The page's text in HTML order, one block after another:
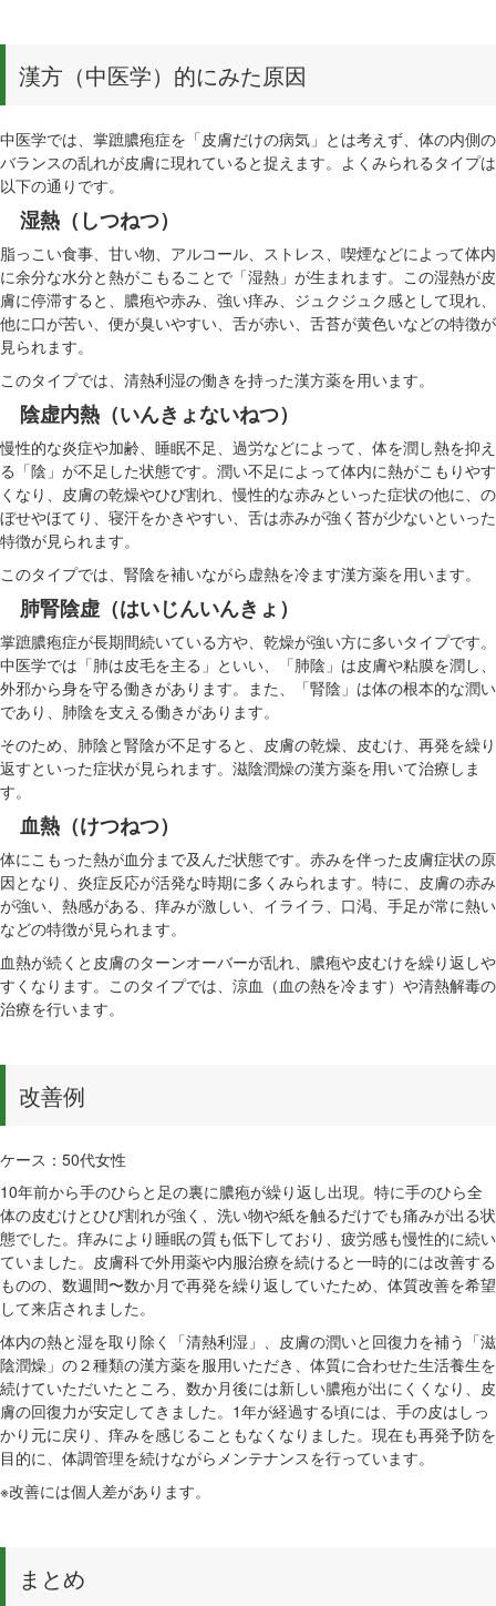
漢方（中医学）的にみた原因
中医学では、掌蹠膿疱症を「皮膚だけの病気」とは考えず、体の内側の
バランスの乱れが皮膚に現れていると捉えます。よくみられるタイプは
以下の通りです。
湿熱（しつねつ）
脂っこい食事、甘い物、アルコール、ストレス、喫煙などによって体内
に余分な水分と熱がこもることで「湿熱」が生まれます。この湿熱が皮
膚に停滞すると、膿疱や赤み、強い痒み、ジュクジュク感として現れ、
他に口が苦い、便が臭いやすい、舌が赤い、舌苔が黄色いなどの特徴が
見られます。
このタイプでは、清熱利湿の働きを持った漢方薬を用います。
陰虚内熱（いんきょないねつ）
慢性的な炎症や加齢、睡眠不足、過労などによって、体を潤し熱を抑え
る「陰」が不足した状態です。潤い不足によって体内に熱がこもりやす
くなり、皮膚の乾燥やひび割れ、慢性的な赤みといった症状の他に、の
ぼせやほてり、寝汗をかきやすい、舌は赤みが強く苔が少ないといった
特徴が見られます。
このタイプでは、腎陰を補いながら虚熱を冷ます漢方薬を用います。
肺腎陰虚（はいじんいんきょ）
掌蹠膿疱症が長期間続いている方や、乾燥が強い方に多いタイプです。
中医学では「肺は皮毛を主る」といい、「肺陰」は皮膚や粘膜を潤し、
外邪から身を守る働きがあります。また、「腎陰」は体の根本的な潤い
であり、肺陰を支える働きがあります。
そのため、肺陰と腎陰が不足すると、皮膚の乾燥、皮むけ、再発を繰り
返すといった症状が見られます。滋陰潤燥の漢方薬を用いて治療しま
す。
血熱（けつねつ）
体にこもった熱が血分まで及んだ状態です。赤みを伴った皮膚症状の原
因となり、炎症反応が活発な時期に多くみられます。特に、皮膚の赤み
が強い、熱感がある、痒みが激しい、イライラ、口渇、手足が常に熱い
などの特徴が見られます。
血熱が続くと皮膚のターンオーバーが乱れ、膿疱や皮むけを繰り返しや
すくなります。このタイプでは、涼血（血の熱を冷ます）や清熱解毒の
治療を行います。
改善例
ケース：50代女性
10年前から手のひらと足の裏に膿疱が繰り返し出現。特に手のひら全
体の皮むけとひび割れが強く、洗い物や紙を触るだけでも痛みが出る状
態でした。痒みにより睡眠の質も低下しており、疲労感も慢性的に続い
ていました。皮膚科で外用薬や内服治療を続けると一時的には改善する
ものの、数週間〜数か月で再発を繰り返していたため、体質改善を希望
して来店されました。
体内の熱と湿を取り除く「清熱利湿」、皮膚の潤いと回復力を補う「滋
陰潤燥」の２種類の漢方薬を服用いただき、体質に合わせた生活養生を
続けていただいたところ、数か月後には新しい膿疱が出にくくなり、皮
膚の回復力が安定してきました。1年が経過する頃には、手の皮はしっ
かり元に戻り、痒みを感じることもなくなりました。現在も再発予防を
目的に、体調管理を続けながらメンテナンスを行っています。
※改善には個人差があります。
まとめ